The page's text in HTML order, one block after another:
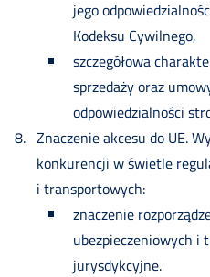
jego
Kodeksu Cywilnego,
szczegółowa
sprzedaży oraz
odpowiedzialności
Znaczenie akcesu do UE.
konkurencji w świetle
i transportowych:
znaczenie
ubezpieczeniowych i
jurysdykcyjne.